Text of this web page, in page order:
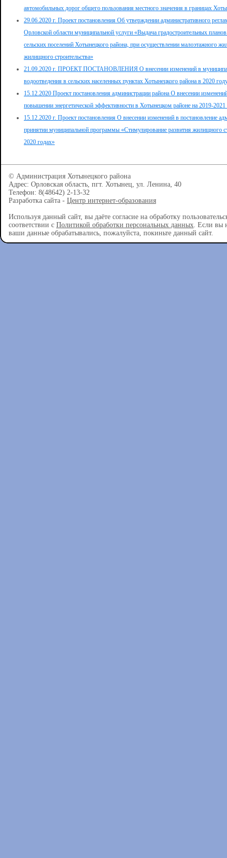
автомобильных дорог общего пользования местного значения в границах
29.06.2020 г. Проект постановления Об утверждении административного
Орловской области муниципальной услуги «Выдача градостроительных
сельских поселений Хотынецкого района, при осуществлении малоэтажного
жилищного строительства»
21.09.2020 г. ПРОЕКТ ПОСТАНОВЛЕНИЯ О внесении изменений в
водоотведения в сельских населенных пунктах Хотынецкого района в 2020
15.12.2020 Проект постановления администрации района О внесении
повышении энергетической эффективности в Хотынецком районе на 2019-
15.12.2020 г. Проект постановления О внесении изменений в постановление
принятии муниципальной программы «Стимулирование развития жилищного
2020 годах»
© Администрация Хотынецкого района
Адрес: Орловская область, пгт. Хотынец, ул. Ленина, 40
Телефон: 8(48642) 2-13-32
Разработка сайта - Центр интернет-образования
Используя данный сайт, вы даёте согласие на обработку
соответствии с Политикой обработки персональных данных. Если вы
ваши данные обрабатывались, пожалуйста, покиньте данный сайт.